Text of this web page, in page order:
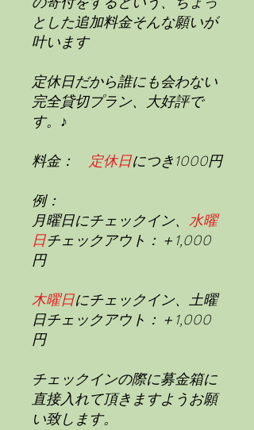
とした追加料金そんな願いが
叶います
定休日だから誰にも会わない
完全貸切プラン、大好評で
す。♪
料金： 定休日につき1000円
例：
月曜日にチェックイン、 水曜
日チェックアウト：＋1,000
円
木曜日にチェックイン、土曜
日チェックアウト：＋1,000
円
チェックインの際に募金箱に
直接入れて頂きますようお願
い致します。